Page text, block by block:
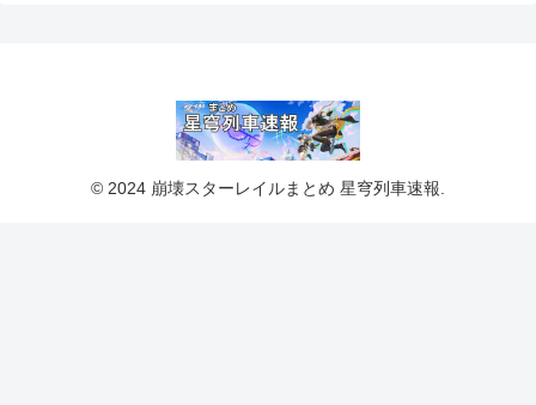
© 2024 崩壊スターレイルまとめ 星穹列車速報.